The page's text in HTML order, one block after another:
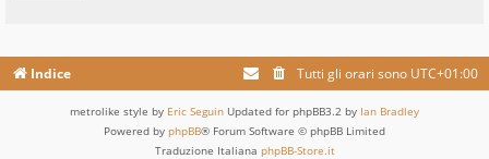
Indice Tutti gli orari sono UTC+01:00
metrolike style by Eric Seguin Updated for phpBB3.2 by Ian Bradley
Powered by phpBB® Forum Software © phpBB Limited
Traduzione Italiana phpBB-Store.it